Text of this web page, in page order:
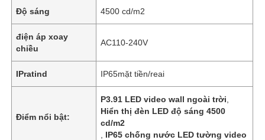
Độ sáng 4500 cd/m2
điện áp xoay
chiều
AC110-240V
IPratind IP65mặt tiền/reai
Điểm nổi bật:
P3.91 LED video wall ngoài trời
Hiển thị đèn LED độ sáng 4500
cd/m2
IP65 chống nước LED tường video